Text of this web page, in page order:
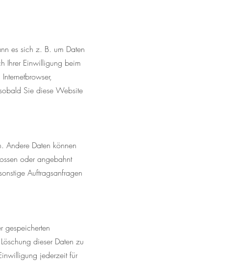
es sich z. B. um Daten
Ihrer Einwilligung beim
Sie diese Website
Andere Daten können
oder angebahnt
Auftragsanfragen
gespeicherten
dieser Daten zu
jederzeit für